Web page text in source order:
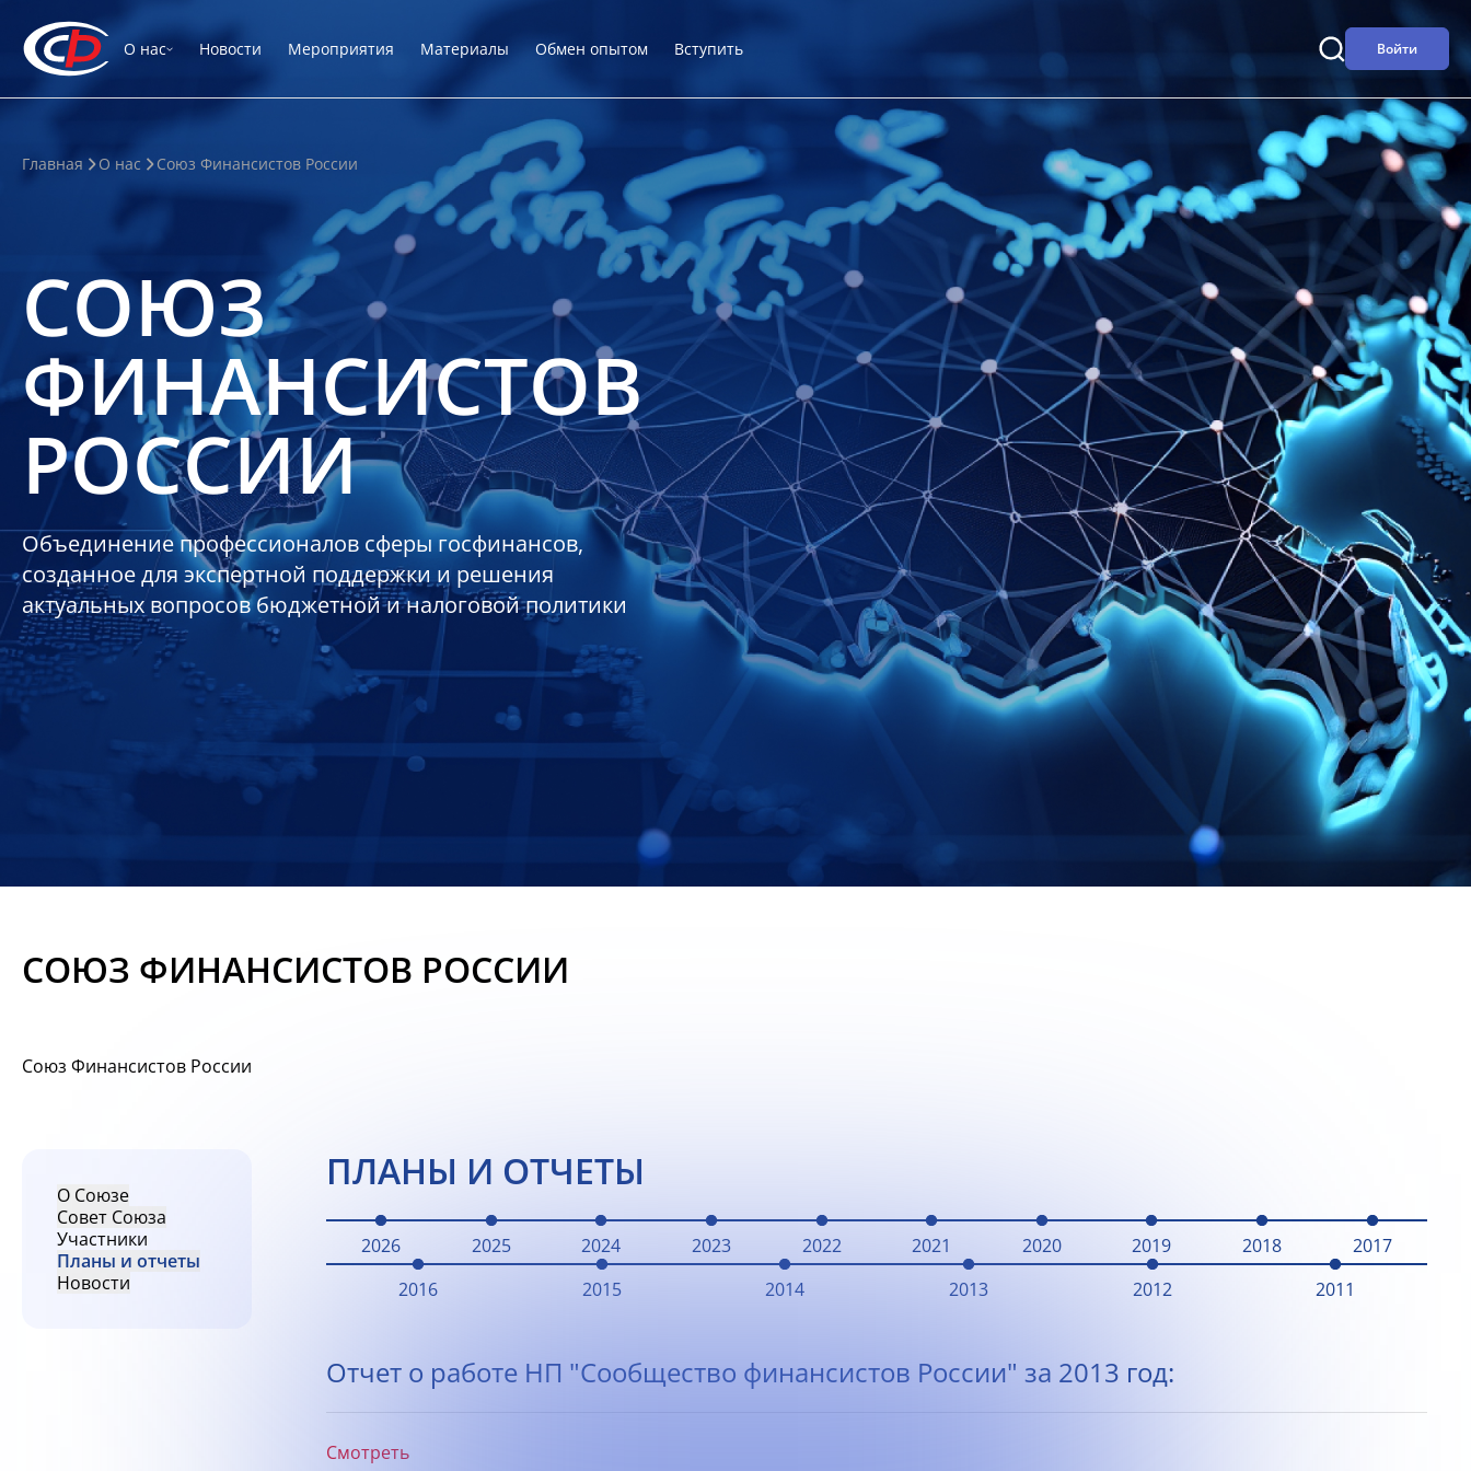
О нас Новости Мероприятия Материалы Обмен опытом Вступить Войти
Главная О нас Союз Финансистов России
СОЮЗ
ФИНАНСИСТОВ
РОССИИ
Объединение профессионалов сферы госфинансов,
созданное для экспертной поддержки и решения
актуальных вопросов бюджетной и налоговой политики
СОЮЗ ФИНАНСИСТОВ РОССИИ
Союз Финансистов России
О Союзе
Совет Союза
Участники
Планы и отчеты
Новости
ПЛАНЫ И ОТЧЕТЫ
2026 2025 2024 2023 2022 2021 2020 2019 2018
2017
2016
2015 2014 2013 2012 2011
Отчет о работе НП "Сообщество финансистов России" за 2013 год:
Смотреть